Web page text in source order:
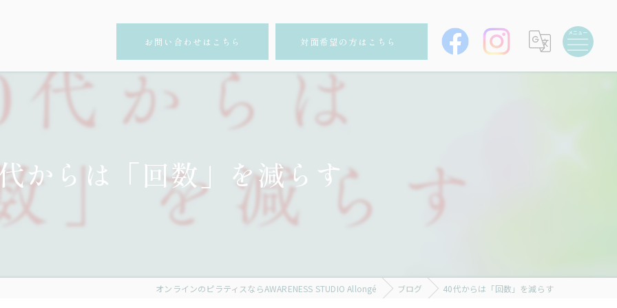
お問い合わせはこちら 対面希望の方はこちら
からは「回数」を減らす
オンラインのピラティスならAWARENESS STUDIO Allongé ブログ 40代からは「回数」を減らす